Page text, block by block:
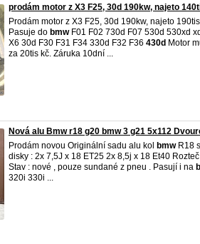
prodám motor z X3 F25, 30d 190kw, najeto
Prodám motor z X3 F25, 30d 190kw, najeto
Pasuje do bmwF01 F02 730d F07 530d 530xd
X6 30d F30 F31 F34 330d F32 F36 430d Motor
za 20tis kč. Záruka 10dní ...
Nová alu Bmw r18 g20 bmw 3 g21 5x112
Prodám novou Originální sadu alu kol bmwR18
disky : 2x 7,5J x 18 ET25 2x 8,5j x 18 Et40
Stav : nové , pouze sundané z pneu . Pasují i na
320i 330i ...